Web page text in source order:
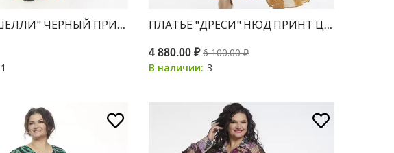
ПЬЕ-ДЕ-ПУЛЬ
ЧЕРНЫЙ ПРИНТ КЛЕТКА
1
ПЛАТЬЕ "ДРЕСИ" НЮД ПРИНТ ЦВЕТЫ
4 880.00 ₽6 100.00 ₽
В наличии: 3